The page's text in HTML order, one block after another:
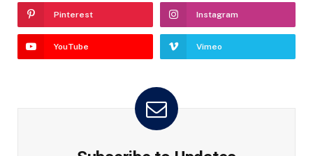
Pinterest Instagram
YouTube Vimeo